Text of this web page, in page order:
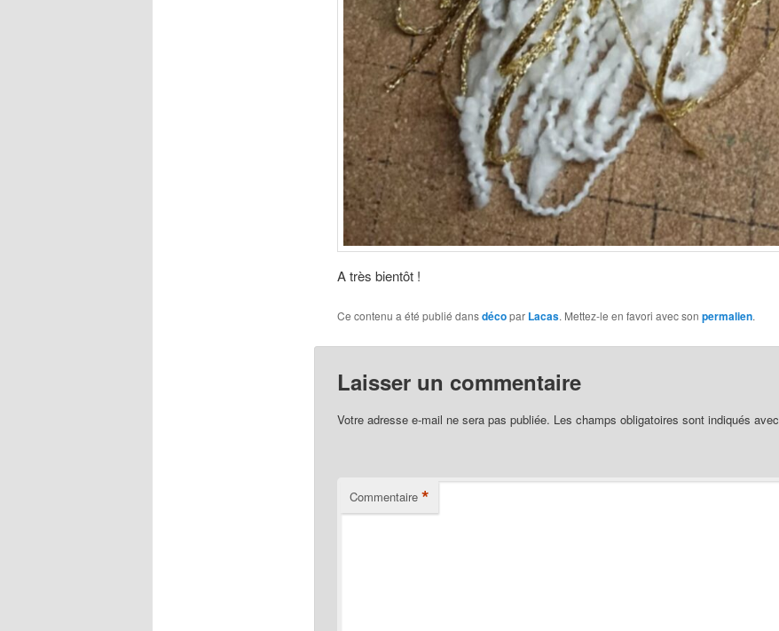
A très bientôt !
Ce contenu a été publié dansdécopar Lacas. Mettez-le en favori avec son permalien.
Laisser un commentaire
Votre adresse e-mail ne sera pas publiée. Les champs obligatoires sont indiqués avec
Commentaire *